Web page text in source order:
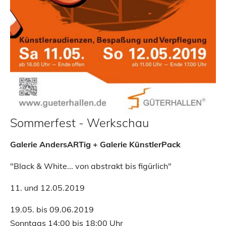
Sommerfest - Werkschau
Galerie AndersARTig + Galerie KünstlerPack
"Black & White... von abstrakt bis figürlich"
11. und 12.05.2019
19.05. bis 09.06.2019
Sonntags 14:00 bis 18:00 Uhr